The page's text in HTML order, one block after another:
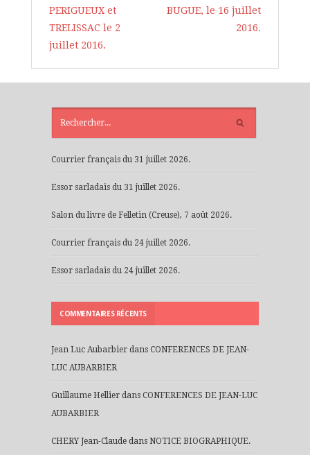
PERIGUEUX et
TRELISSAC le 2
juillet 2016.
BUGUE, le 16 juillet
2016.
Courrier français du 31 juillet 2026.
Essor sarladais du 31 juillet 2026.
Salon du livre de Felletin (Creuse), 7 août 2026.
Courrier français du 24 juillet 2026.
Essor sarladais du 24 juillet 2026.
COMMENTAIRES RÉCENTS
Jean Luc Aubarbier dans CONFERENCES DE JEAN-
LUC AUBARBIER
Guillaume Hellier dans CONFERENCES DE JEAN-LUC
AUBARBIER
CHERY Jean-Claude dans NOTICE BIOGRAPHIQUE.